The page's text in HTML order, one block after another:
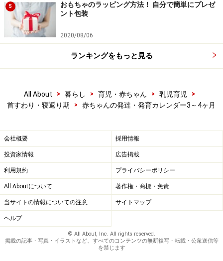
視力が発達してくるので、身近な人の顔を、少しずつ知
るようになります。そのため、パパやママが顔をのぞか
せると、うれしそうに喜ぶようになってきます。
になります。また、音や声のするほうに、頭を動かそう
さない場合、問題があることもあります。病院で相談し
てみましょう。
5
おもちゃのラッピング方法！ 自分で簡単にプレゼ
ント包装
2020/08/06
ランキングをもっと見る
All About > 暮らし > 育児・赤ちゃん > 乳児育児
>
首すわり・寝返り期
> 赤ちゃんの発達・発育カレンダー3～4ヶ月
会社概要 採用情報
投資家情報 広告掲載
利用規約 プライバシーポリシー
All Aboutについて 著作権・商標・免責
当サイトの情報についての注意 サイトマップ
ヘルプ
© All About, Inc. All rights reserved.
掲載の記事・写真・イラストなど、すべてのコンテンツの無断複写・転載・公衆送信等
を禁じます